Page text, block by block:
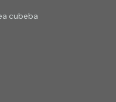
cubeba